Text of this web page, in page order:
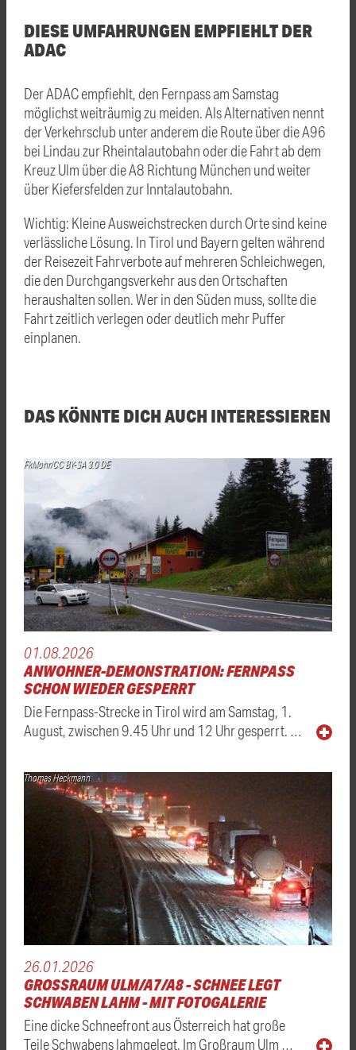
DIESE UMFAHRUNGEN EMPFIEHLT DER
ADAC
Der ADAC empfiehlt, den Fernpass am Samstag
möglichst weiträumig zu meiden. Als Alternativen nennt
der Verkehrsclub unter anderem die Route über die A96
bei Lindau zur Rheintalautobahn oder die Fahrt ab dem
Kreuz Ulm über die A8 Richtung München und weiter
über Kiefersfelden zur Inntalautobahn.
Wichtig: Kleine Ausweichstrecken durch Orte sind keine
verlässliche Lösung. In Tirol und Bayern gelten während
der Reisezeit Fahrverbote auf mehreren Schleichwegen,
die den Durchgangsverkehr aus den Ortschaften
heraushalten sollen. Wer in den Süden muss, sollte die
Fahrt zeitlich verlegen oder deutlich mehr Puffer
einplanen.
DAS KÖNNTE DICH AUCH INTERESSIEREN
FkMohr/CC BY-SA 3.0 DE
01.08.2026
ANWOHNER-DEMONSTRATION: FERNPASS
SCHON WIEDER GESPERRT
Die Fernpass-Strecke in Tirol wird am Samstag, 1.
August, zwischen 9.45 Uhr und 12 Uhr gesperrt. …
Thomas Heckmann
26.01.2026
GROSSRAUM ULM/A7/A8 - SCHNEE LEGT S
CHWABEN LAHM - MIT FOTOGALERIE
Eine dicke Schneefront aus Österreich hat große
Teile Schwabens lahmgelegt. Im Großraum Ulm …